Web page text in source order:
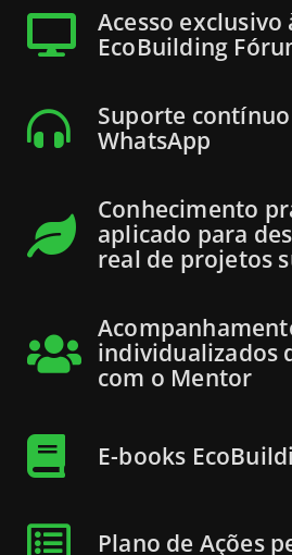
Acesso
EcoBuilding
Suporte
WhatsApp
Conhecimento
aplicado para
real de projetos
individualizados
com o Mentor
E-books
Plano de Ações